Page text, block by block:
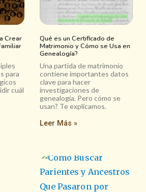
Crear
para
cuál
Qué es un Certificado de
Matrimonio y Cómo se Usa en
Genealogía?
Una partida de matrimonio
contiene importantes datos
clave para hacer
investigaciones de
genealogía. Pero cómo se
usan? Te explicamos.
Leer Más »